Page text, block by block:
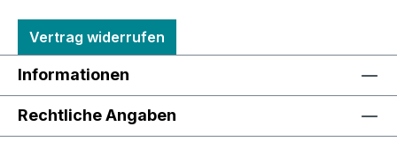
Vertrag widerrufen
Informationen
Rechtliche Angaben